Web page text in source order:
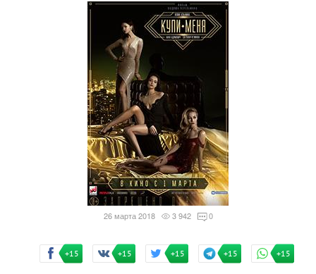
26 марта 2018 3 942 0
+15 +15 +15 +15 +15